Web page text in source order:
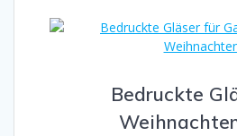
Bedruckte